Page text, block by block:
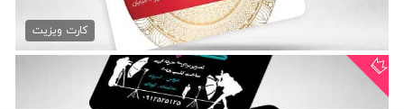
کارت ویزیت فیلم برداری psd
79,000 تومان
کارت ویزیت